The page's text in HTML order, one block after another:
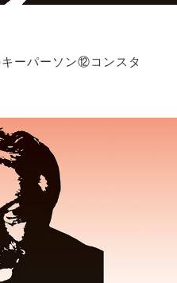
ーパーソン⑫コンスタ